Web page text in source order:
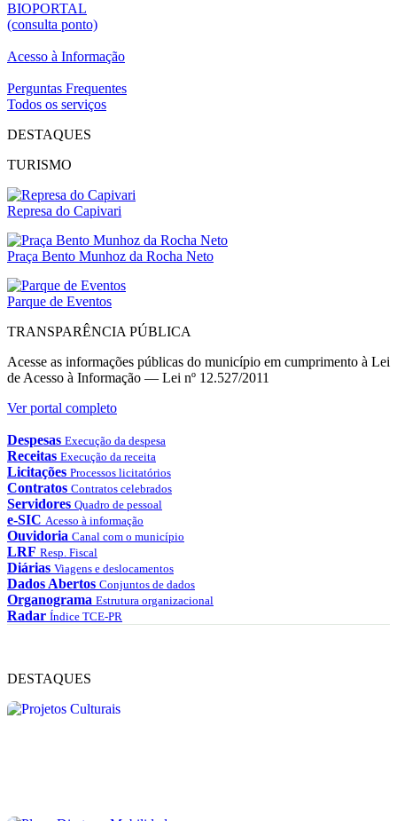
BIOPORTAL
(consulta ponto)
Acesso à Informação
Perguntas Frequentes
Todos os serviços
DESTAQUES
TURISMO
Represa do Capivari
Praça Bento Munhoz da Rocha Neto
Parque de Eventos
TRANSPARÊNCIA PÚBLICA
Acesse as informações públicas do município em cumprimento à Lei
de Acesso à Informação — Lei nº 12.527/2011
Ver portal completo
Despesas Execução da despesa
Receitas Execução da receita
Licitações Processos licitatórios
Contratos Contratos celebrados
Servidores Quadro de pessoal
e-SIC Acesso à informação
Ouvidoria Canal com o município
LRF Resp. Fiscal
Diárias Viagens e deslocamentos
Dados Abertos Conjuntos de dados
Organograma Estrutura organizacional
Radar Índice TCE-PR
DESTAQUES